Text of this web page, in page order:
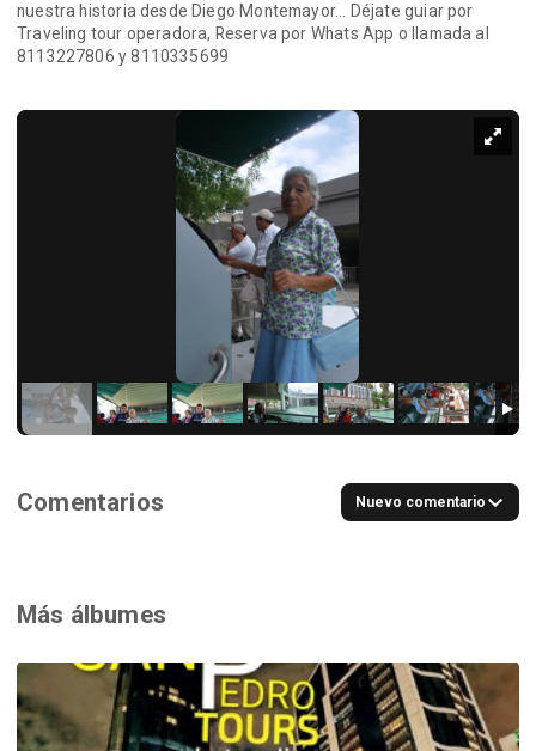
nuestra historia desde Diego Montemayor... Déjate guiar por
Traveling tour operadora, Reserva por Whats App o llamada al
8113227806 y 8110335699
Más álbumes
Comentarios Nuevo comentario